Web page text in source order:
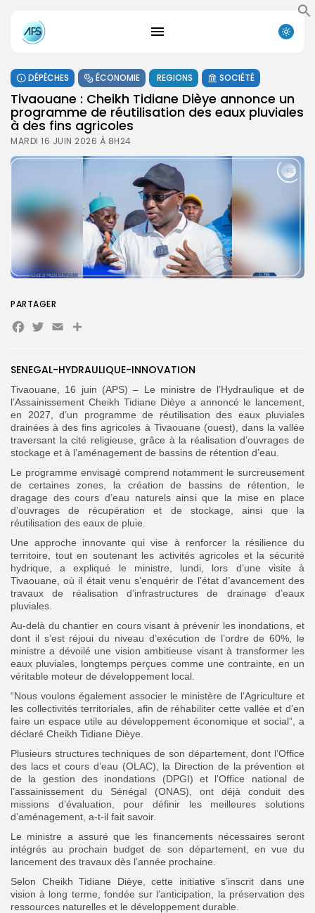
for:
FR
DÉPÊCHES ÉCONOMIE REGIONS SOCIÉTÉ
Tivaouane : Cheikh Tidiane Dièye annonce un
programme de réutilisation des eaux pluviales
à des fins agricoles
MARDI 16 JUIN 2026 À 8H24
SENEGAL-HYDRAULIQUE-INNOVATION
Tivaouane, 16 juin (APS) – Le ministre de l’Hydraulique et de
l’Assainissement Cheikh Tidiane Dièye a annoncé le lancement,
en 2027, d’un programme de réutilisation des eaux pluviales
drainées à des fins agricoles à Tivaouane (ouest), dans la vallée
traversant la cité religieuse, grâce à la réalisation d’ouvrages de
stockage et à l’aménagement de bassins de rétention d’eau.
Le programme envisagé comprend notamment le surcreusement
de certaines zones, la création de bassins de rétention, le
dragage des cours d’eau naturels ainsi que la mise en place
d’ouvrages de récupération et de stockage, ainsi que la
réutilisation des eaux de pluie.
Une approche innovante qui vise à renforcer la résilience du
territoire, tout en soutenant les activités agricoles et la sécurité
hydrique, a expliqué le ministre, lundi, lors d’une visite à
Tivaouane, où il était venu s’enquérir de l’état d’avancement des
travaux de réalisation d’infrastructures de drainage d’eaux
pluviales.
Au-delà du chantier en cours visant à prévenir les inondations, et
dont il s’est réjoui du niveau d’exécution de l’ordre de 60%, le
ministre a dévoilé une vision ambitieuse visant à transformer les
eaux pluviales, longtemps perçues comme une contrainte, en un
véritable moteur de développement local.
“Nous voulons également associer le ministère de l’Agriculture et
les collectivités territoriales, afin de réhabiliter cette vallée et d’en
faire un espace utile au développement économique et social”, a
déclaré Cheikh Tidiane Dièye.
Plusieurs structures techniques de son département, dont l’Office
des lacs et cours d’eau (OLAC), la Direction de la prévention et
de la gestion des inondations (DPGI) et l’Office national de
l’assainissement du Sénégal (ONAS), ont déjà conduit des
missions d’évaluation, pour définir les meilleures solutions
d’aménagement, a-t-il fait savoir.
Le ministre a assuré que les financements nécessaires seront
intégrés au prochain budget de son département, en vue du
lancement des travaux dès l’année prochaine.
Selon Cheikh Tidiane Dièye, cette initiative s’inscrit dans une
vision à long terme, fondée sur l’anticipation, la préservation des
ressources naturelles et le développement durable.
PARTAGER
Facebook
Twitter
EmailPartager